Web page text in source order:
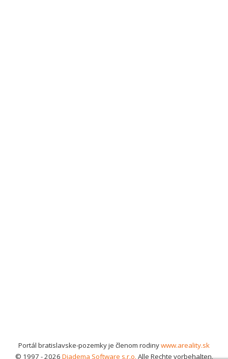
Portál bratislavske-pozemky je členom rodinywww.areality.sk
© 1997 - 2026 Diadema Software s.r.o. Alle Rechte vorbehalten.